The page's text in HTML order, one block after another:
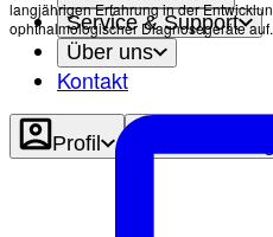
Service & Support
Über uns
Kontakt
Profil
langjährigen Erfahrung in der
ophthalmologischer Diagnosegeräte auf.